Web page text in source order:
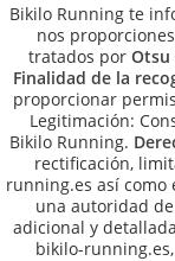
Bikilo Running te
nos
tratados por Otsu
Finalidad de la
proporcionar
Legitimación:
Bikilo Running.
rectificación,
running.es así como
una autoridad
adicional y
bikilo-